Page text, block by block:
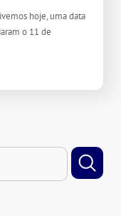
hoje, uma data
o 11 de